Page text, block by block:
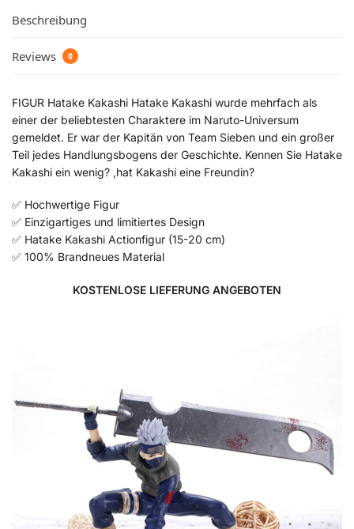
Beschreibung
Reviews 0
FIGUR Hatake Kakashi Hatake Kakashi wurde mehrfach als
einer der beliebtesten Charaktere im Naruto-Universum
gemeldet. Er war der Kapitän von Team Sieben und ein großer
Teil jedes Handlungsbogens der Geschichte. Kennen Sie Hatake
Kakashi ein wenig? ,hat Kakashi eine Freundin?
✅ Hochwertige Figur
✅ Einzigartiges und limitiertes Design
✅ Hatake Kakashi Actionfigur (15-20 cm)
✅ 100% Brandneues Material
KOSTENLOSE LIEFERUNG ANGEBOTEN